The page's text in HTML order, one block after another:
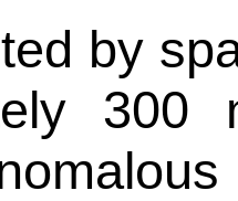
by